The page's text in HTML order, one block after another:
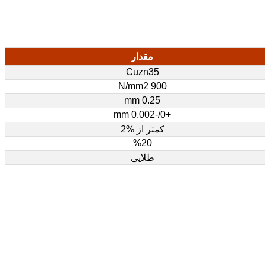
مقدار
Cuzn35
900 N/mm2
0.25 mm
+0/-0.002 mm
کمتر از %2
%20
طلایی